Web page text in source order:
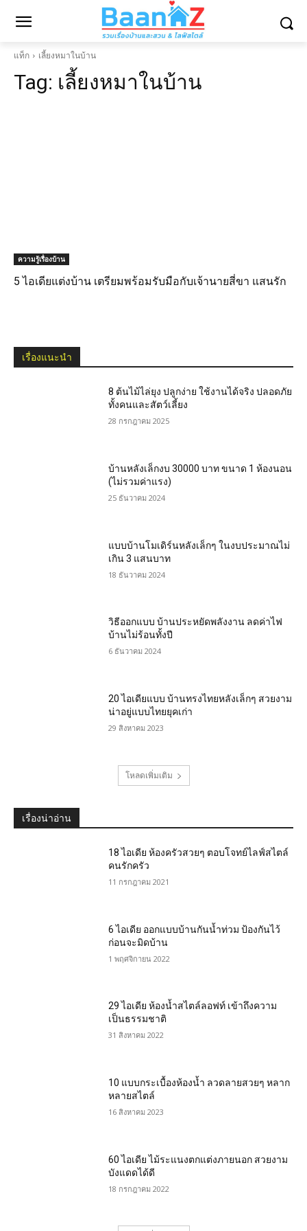
แท็ก เลี้ยงหมาในบ้าน
Tag: เลี้ยงหมาในบ้าน
ความรู้เรื่องบ้าน
5 ไอเดียแต่งบ้าน เตรียมพร้อมรับมือกับเจ้านายสี่ขา แสนรัก
เรื่องแนะนำ
8 ต้นไม้ไล่ยุง ปลูกง่าย ใช้งานได้จริง ปลอดภัย
ทั้งคนและสัตว์เลี้ยง
28 กรกฎาคม 2025
บ้านหลังเล็กงบ 30000 บาท ขนาด 1 ห้องนอน
(ไม่รวมค่าแรง)
25 ธันวาคม 2024
แบบบ้านโมเดิร์นหลังเล็กๆ ในงบประมาณไม่
เกิน 3 แสนบาท
18 ธันวาคม 2024
วิธีออกแบบ บ้านประหยัดพลังงาน ลดค่าไฟ
บ้านไม่ร้อนทั้งปี
6 ธันวาคม 2024
20 ไอเดียแบบ บ้านทรงไทยหลังเล็กๆ สวยงาม
น่าอยู่แบบไทยยุคเก่า
29 สิงหาคม 2023
โหลดเพิ่มเติม
เรื่องน่าอ่าน
18 ไอเดีย ห้องครัวสวยๆ ตอบโจทย์ไลฟ์สไตล์
คนรักครัว
11 กรกฎาคม 2021
6 ไอเดีย ออกแบบบ้านกันน้ำท่วม ป้องกันไว้
ก่อนจะมิดบ้าน
1 พฤศจิกายน 2022
29 ไอเดีย ห้องน้ำสไตล์ลอฟท์ เข้าถึงความ
เป็นธรรมชาติ
31 สิงหาคม 2022
10 แบบกระเบื้องห้องน้ำ ลวดลายสวยๆ หลาก
หลายสไตล์
16 สิงหาคม 2023
60 ไอเดีย ไม้ระแนงตกแต่งภายนอก สวยงาม
บังแดดได้ดี
18 กรกฎาคม 2022